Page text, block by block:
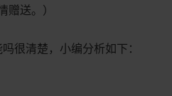
送。）
很清楚，小编分析如下：